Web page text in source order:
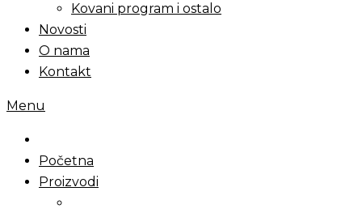
Kovani program i ostalo
Novosti
O nama
Kontakt
Menu
Početna
Proizvodi